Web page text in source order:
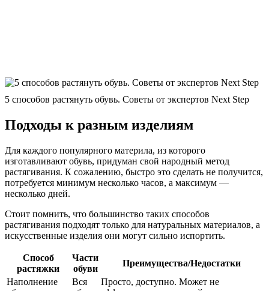
5 способов растянуть обувь. Советы от экспертов Next Step
Подходы к разным изделиям
Для каждого популярного материла, из которого
изготавливают обувь, придуман свой народный метод
растягивания. К сожалению, быстро это сделать не получится,
потребуется минимум несколько часов, а максимум —
несколько дней.
Стоит помнить, что большинство таких способов
растягивания подходят только для натуральных материалов, а
искусственные изделия они могут сильно испортить.
Способ
растяжки
Части
обуви
Преимущества/Недостатки
Наполнение
Вся
Просто, доступно. Может не